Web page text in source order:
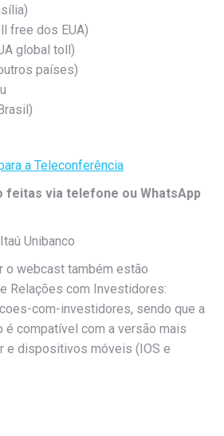
free dos EUA)
global toll)
países)
a Teleconferência
feitas via telefone ou WhatsApp
Itaú Unibanco
o webcast também estão
Relações com Investidores:
com-investidores, sendo que a
é compatível com a versão mais
e dispositivos móveis (IOS e